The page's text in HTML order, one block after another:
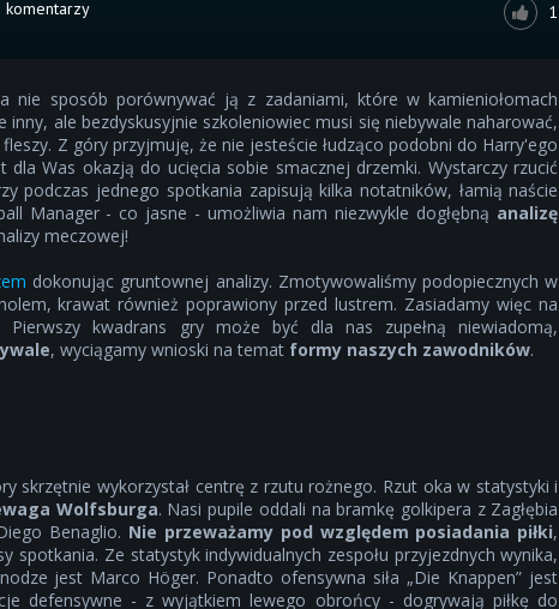
komentarzy 1
nie sposób porównywać ją z zadaniami, które w kamieniołomach
ale bezdyskusyjnie szkoleniowiec musi się niebywale naharować,
Z góry przyjmuję, że nie jesteście łudząco podobni do Harry'ego
Was okazją do ucięcia sobie smacznej drzemki. Wystarczy rzucić
podczas jednego spotkania zapisują kilka notatników, łamią naście
Manager - co jasne - umożliwia nam niezwykle dogłębną analizę
meczowej!
dokonując gruntownej analizy. Zmotywowaliśmy podopiecznych w
krawat również poprawiony przed lustrem. Zasiadamy więc na
Pierwszy kwadrans gry może być dla nas zupełną niewiadomą,
, wyciągamy wnioski na temat formy naszych zawodników.
skrzętnie wykorzystał centrę z rzutu rożnego. Rzut oka w statystyki i
Wolfsburga. Nasi pupile oddali na bramkę golkipera z Zagłębia
Benaglio. Nie przeważamy pod względem posiadania piłki,
Ze statystyk indywidualnych zespołu przyjezdnych wynika,
jest Marco Höger. Ponadto ofensywna siła „Die Knappen” jest
defensywne - z wyjątkiem lewego obrońcy - dogrywają piłkę do